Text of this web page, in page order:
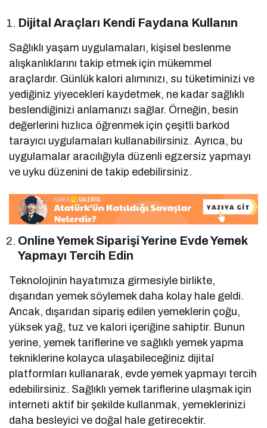
Dijital Araçları Kendi Faydana Kullanın
Sağlıklı yaşam uygulamaları, kişisel beslenme
alışkanlıklarını takip etmek için mükemmel
araçlardır. Günlük kalori alımınızı, su tüketiminizi ve
yediğiniz yiyecekleri kaydetmek, ne kadar sağlıklı
beslendiğinizi anlamanızı sağlar. Örneğin, besin
değerlerini hızlıca öğrenmek için çeşitli barkod
tarayıcı uygulamaları kullanabilirsiniz. Ayrıca, bu
uygulamalar aracılığıyla düzenli egzersiz yapmayı
ve uyku düzenini de takip edebilirsiniz.
Online Yemek Siparişi Yerine Evde Yemek
Yapmayı Tercih Edin
Teknolojinin hayatımıza girmesiyle birlikte,
dışarıdan yemek söylemek daha kolay hale geldi.
Ancak, dışarıdan sipariş edilen yemeklerin çoğu,
yüksek yağ, tuz ve kalori içeriğine sahiptir. Bunun
yerine, yemek tariflerine ve sağlıklı yemek yapma
tekniklerine kolayca ulaşabileceğiniz dijital
platformları kullanarak, evde yemek yapmayı tercih
edebilirsiniz. Sağlıklı yemek tariflerine ulaşmak için
interneti aktif bir şekilde kullanmak, yemeklerinizi
daha besleyici ve doğal hale getirecektir.